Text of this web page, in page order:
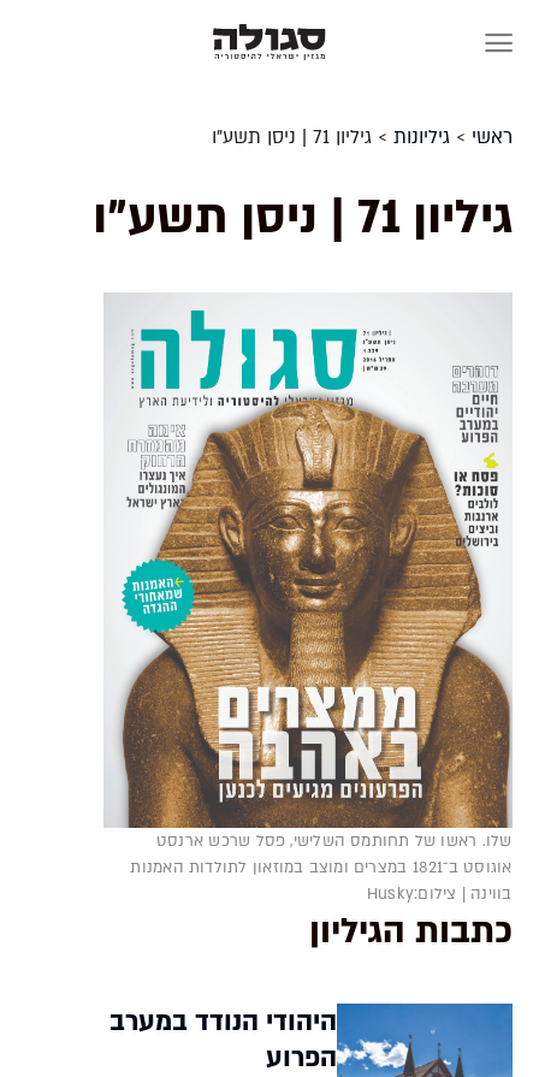
ראשי >גיליונות >גיליון 71 | ניסן תשע"ו
גיליון 71 | ניסן תשע"ו
שלו. ראשו של תחותמס השלישי, פסל שרכש ארנסט
אוגוסט ב־1821 במצרים ומוצב במוזאון לתולדות האמנות
בווינה | צילום:Husky
כתבות הגיליון
היהודי הנודד במערב
הפרוע